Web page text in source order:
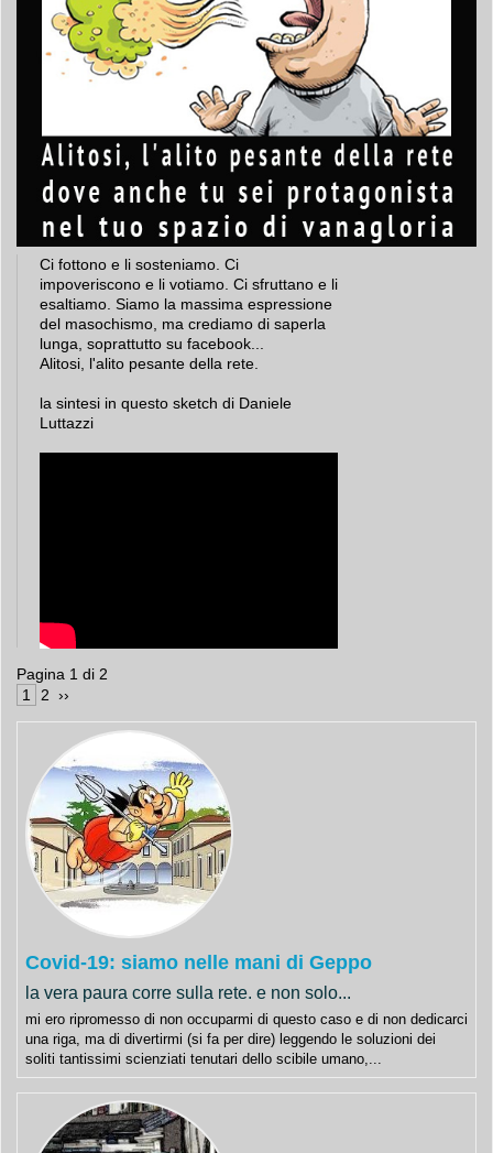
Ci fottono e li sosteniamo. Ci
impoveriscono e li votiamo. Ci sfruttano e li
esaltiamo. Siamo la massima espressione
del masochismo, ma crediamo di saperla
lunga, soprattutto su facebook...
Alitosi, l'alito pesante della rete.
la sintesi in questo sketch di Daniele
Luttazzi
Pagina 1 di 2
1
2 ››
Covid-19: siamo nelle mani di Geppo
la vera paura corre sulla rete. e non solo...
mi ero ripromesso di non occuparmi di questo caso e di non dedicarci
una riga, ma di divertirmi (si fa per dire) leggendo le soluzioni dei
soliti tantissimi scienziati tenutari dello scibile umano,...